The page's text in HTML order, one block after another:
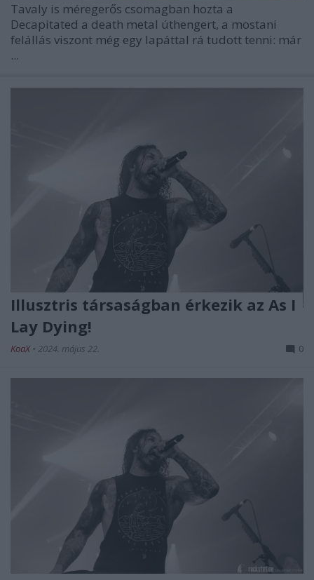
Tavaly is méregerős csomagban hozta a
Decapitated a death metal úthengert, a mostani
felállás viszont még egy lapáttal rá tudott tenni: már
...
Illusztris társaságban érkezik az As I
Lay Dying!
KoaX • 2024. május 22. 0